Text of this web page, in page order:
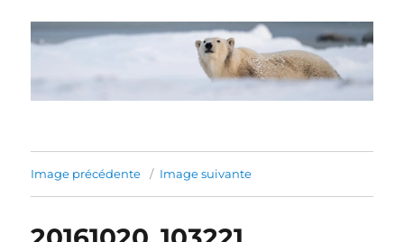
Image précédente Image suivante